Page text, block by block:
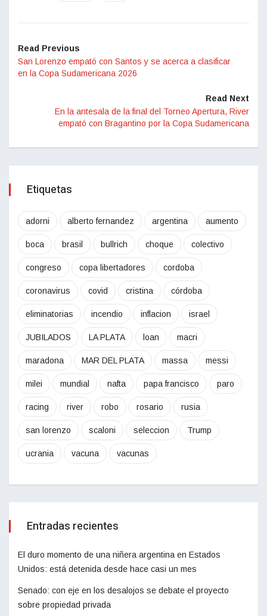
Read Previous
San Lorenzo empató con Santos y se acerca a clasificar
en la Copa Sudamericana 2026
Read Next
En la antesala de la final del Torneo Apertura, River
empató con Bragantino por la Copa Sudamericana
Etiquetas
adorni alberto fernandez argentina aumento
boca brasil bullrich choque colectivo
congreso copa libertadores cordoba
coronavirus covid cristina córdoba
eliminatorias incendio inflacion israel
JUBILADOS LA PLATA loan macri
maradona MAR DEL PLATA massa messi
milei mundial nafta papa francisco paro
racing river robo rosario rusia
san lorenzo scaloni seleccion Trump
ucrania vacuna vacunas
Entradas recientes
El duro momento de una niñera argentina en Estados
Unidos: está detenida desde hace casi un mes
Senado: con eje en los desalojos se debate el proyecto
sobre propiedad privada